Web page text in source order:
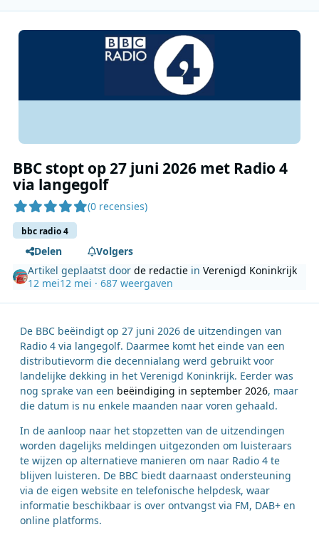
BBC stopt op 27 juni 2026 met Radio 4
via langegolf
(0 recensies)
bbc radio 4
Delen
Volgers
Artikel geplaatst doorde redactie inVerenigd Koninkrijk
12 mei12 mei · 687 weergaven
De BBC beëindigt op 27 juni 2026 de uitzendingen van
Radio 4 via langegolf. Daarmee komt het einde van een
distributievorm die decennialang werd gebruikt voor
landelijke dekking in het Verenigd Koninkrijk. Eerder was
nog sprake van een beëindiging in september 2026, maar
die datum is nu enkele maanden naar voren gehaald.
In de aanloop naar het stopzetten van de uitzendingen
worden dagelijks meldingen uitgezonden om luisteraars
te wijzen op alternatieve manieren om naar Radio 4 te
blijven luisteren. De BBC biedt daarnaast ondersteuning
via de eigen website en telefonische helpdesk, waar
informatie beschikbaar is over ontvangst via FM, DAB+ en
online platforms.